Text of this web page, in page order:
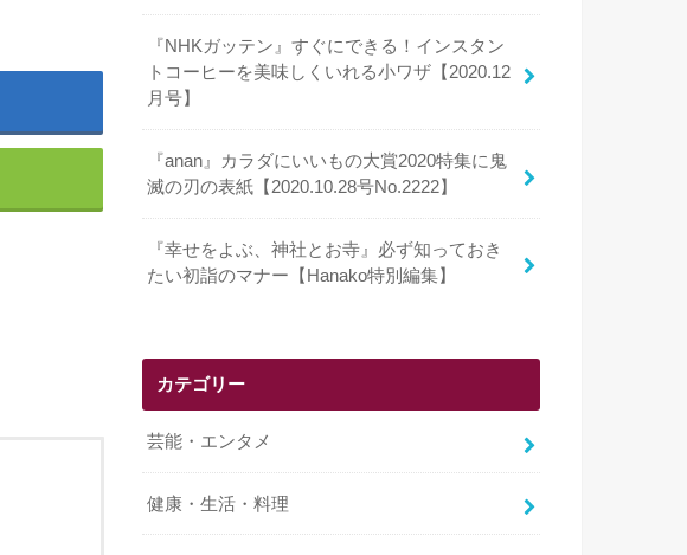
『NHKガッテン』すぐにできる！インスタン
トコーヒーを美味しくいれる小ワザ【2020.12
月号】
『anan』カラダにいいもの大賞2020特集に鬼
滅の刃の表紙【2020.10.28号No.2222】
『幸せをよぶ、神社とお寺』必ず知っておき
たい初詣のマナー【Hanako特別編集】
カテゴリー
芸能・エンタメ
健康・生活・料理